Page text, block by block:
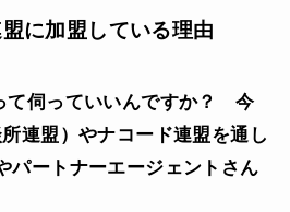
に加盟している理由
て伺っていいんですか？ 今
連盟）やナコード連盟を通し
パートナーエージェントさん